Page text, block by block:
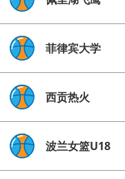
菲律宾大学
西贡热火
波兰女篮U18